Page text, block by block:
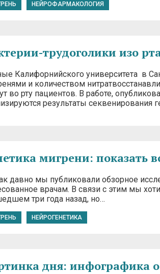
НЕЙРОФАРМАКОЛОГИЯ
трудоголики изо
Калифорнийского университета в
и количеством
во рту пациентов. В работе,
результаты секвенирования
мигрени: показать
давно мы публиковали обзорное
врачам. В связи с этим мы
три года назад, но…
НЕЙРОГЕНЕТИКА
дня: инфографика